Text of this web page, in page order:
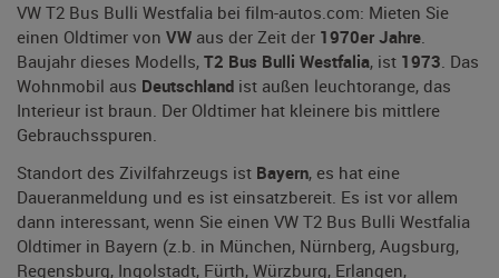
VW T2 Bus Bulli Westfalia bei film-autos.com: Mieten Sie
einen Oldtimer von VW aus der Zeit der 1970er Jahre.
Baujahr dieses Modells, T2 Bus Bulli Westfalia, ist 1973. Das
Wohnmobil aus Deutschland ist außen leuchtorange, das
Interieur ist braun. Der Oldtimer hat kleinere bis mittlere
Gebrauchsspuren.
Standort des Zivilfahrzeugs ist Bayern, es hat eine
Daueranmeldung und es ist einsatzbereit. Es ist vor allem
dann interessant, wenn Sie einen VW T2 Bus Bulli Westfalia
Oldtimer in Bayern (z.b. in München, Nürnberg, Augsburg,
Regensburg, Ingolstadt, Fürth, Würzburg, Erlangen,